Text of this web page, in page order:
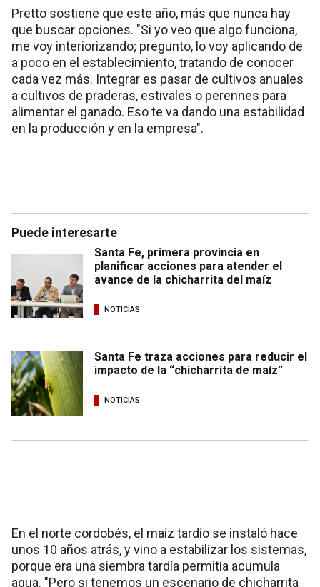
Pretto sostiene que este año, más que nunca hay
que buscar opciones. "Si yo veo que algo funciona,
me voy interiorizando; pregunto, lo voy aplicando de
a poco en el establecimiento, tratando de conocer
cada vez más. Integrar es pasar de cultivos anuales
a cultivos de praderas, estivales o perennes para
alimentar el ganado. Eso te va dando una estabilidad
en la producción y en la empresa".
Puede interesarte
Santa Fe, primera provincia en
planificar acciones para atender el
avance de la chicharrita del maíz
NOTICIAS
Santa Fe traza acciones para reducir el
impacto de la “chicharrita de maíz”
NOTICIAS
En el norte cordobés, el maíz tardío se instaló hace
unos 10 años atrás, y vino a estabilizar los sistemas,
porque era una siembra tardía permitía acumula
agua. "Pero si tenemos un escenario de chicharrita